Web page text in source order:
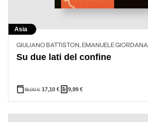
Asia
GIULIANO BATTISTON, EMANUELE GIORDANA
Su due lati del confine
18,00€ 17,10€ 9,99 €